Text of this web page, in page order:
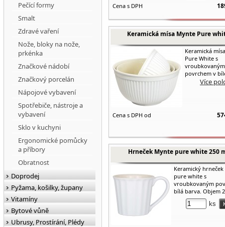
Cena s DPH
Keramická mísa Mynte Pure
Keramická
Pure White s
vroubkovaným
povrchem v
Více
Cena s DPH od
Hrneček Mynte pure white 250
Keramický
pure white s
vroubkovaným
bílá barva. Objem
ks
Pečící formy
Smalt
Zdravé vaření
Nože, bloky na nože,
prkénka
Značkové nádobí
Značkový porcelán
Nápojové vybavení
Spotřebiče, nástroje a
vybavení
Sklo v kuchyni
Ergonomické pomůcky
a příbory
Obratnost
Doprodej
Pyžama, košilky, župany
Vitamíny
Bytové vůně
Ubrusy, Prostírání, Plédy